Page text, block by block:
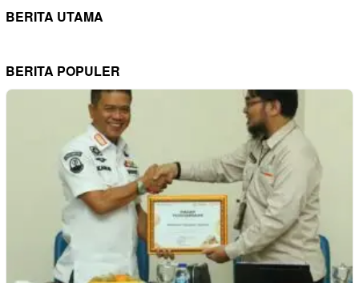
BERITA UTAMA
BERITA POPULER